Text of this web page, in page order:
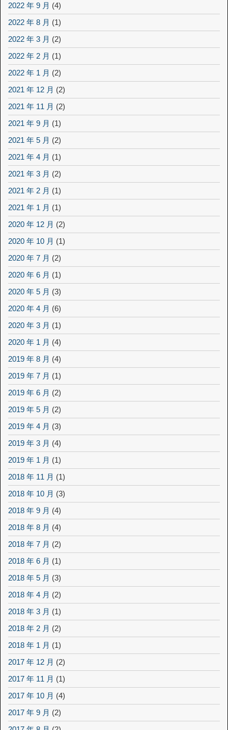
2022 年 9 月 (4)
2022 年 8 月 (1)
2022 年 3 月 (2)
2022 年 2 月 (1)
2022 年 1 月 (2)
2021 年 12 月 (2)
2021 年 11 月 (2)
2021 年 9 月 (1)
2021 年 5 月 (2)
2021 年 4 月 (1)
2021 年 3 月 (2)
2021 年 2 月 (1)
2021 年 1 月 (1)
2020 年 12 月 (2)
2020 年 10 月 (1)
2020 年 7 月 (2)
2020 年 6 月 (1)
2020 年 5 月 (3)
2020 年 4 月 (6)
2020 年 3 月 (1)
2020 年 1 月 (4)
2019 年 8 月 (4)
2019 年 7 月 (1)
2019 年 6 月 (2)
2019 年 5 月 (2)
2019 年 4 月 (3)
2019 年 3 月 (4)
2019 年 1 月 (1)
2018 年 11 月 (1)
2018 年 10 月 (3)
2018 年 9 月 (4)
2018 年 8 月 (4)
2018 年 7 月 (2)
2018 年 6 月 (1)
2018 年 5 月 (3)
2018 年 4 月 (2)
2018 年 3 月 (1)
2018 年 2 月 (2)
2018 年 1 月 (1)
2017 年 12 月 (2)
2017 年 11 月 (1)
2017 年 10 月 (4)
2017 年 9 月 (2)